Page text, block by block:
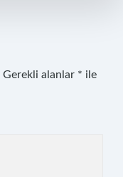
Gerekli alanlar * ile